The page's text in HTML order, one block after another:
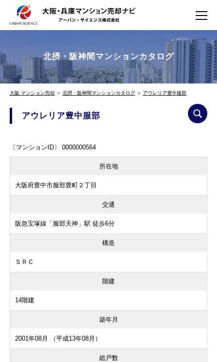
北摂・阪神間マンションカタログ
大阪 マンション売却 ＞ 北摂・阪神間マンションカタログ ＞ アウレリア豊中服部
アウレリア豊中服部
〔マンションID〕 0000000564
所在地
大阪府豊中市服部豊町２丁目
交通
阪急宝塚線「服部天神」駅 徒歩6分
構造
ＳＲＣ
階建
14階建
築年月
2001年08月 （平成13年08月）
総戸数